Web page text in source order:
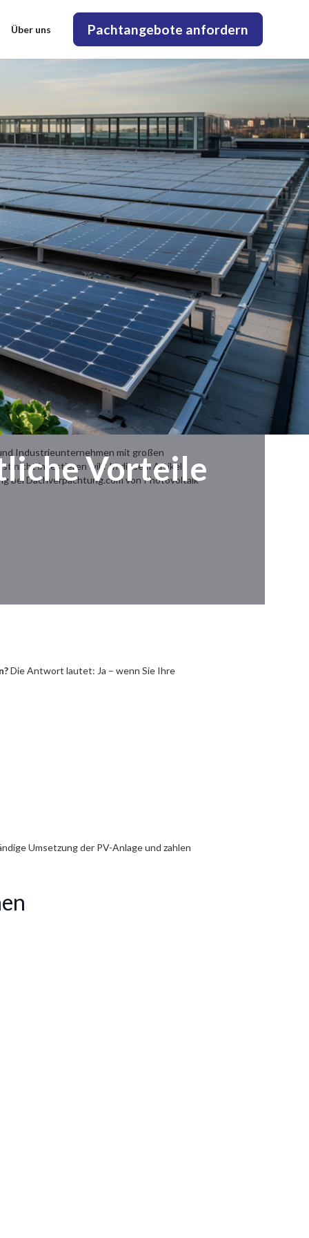
Über uns Pachtangebote anfordern
Vorteile
Industrieunternehmen mit großen
nicht investieren will? In diesem Artikel
bei Dachverpachtung.com von Photovoltaik
Die Antwort lautet: Ja – wenn Sie Ihre
Umsetzung der PV-Anlage und zahlen